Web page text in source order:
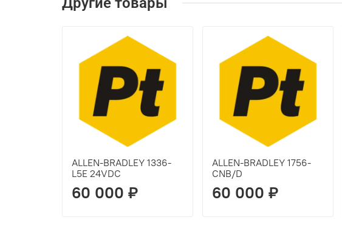
ALLEN-BRADLEY 1336-
L5E 24VDC
60 000 ₽
ALLEN-BRADLEY 1756-
CNB/D
60 000 ₽